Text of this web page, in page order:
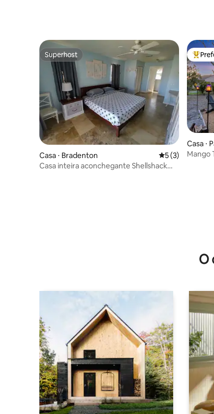
Superhost
Superhost
Casa ⋅ Bradenton 5 de uma
5 (3)
Casa inteira aconchegante Shellshack
Entre
Casa ⋅
Mango
O